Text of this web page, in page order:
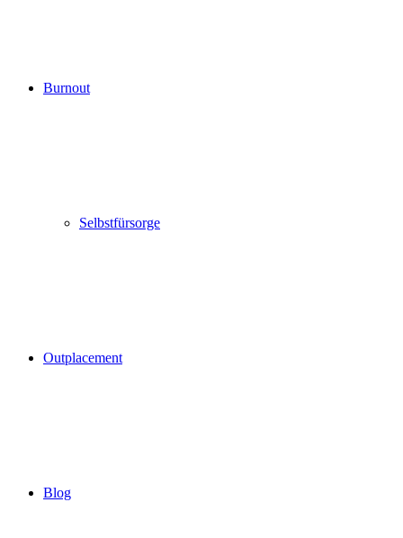
Burnout
Selbstfürsorge
Outplacement
Blog